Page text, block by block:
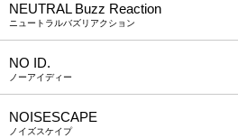
NEUTRAL Buzz Reaction
ニュートラルバズリアクション
NO ID.
ノーアイディー
NOISESCAPE
ノイズスケイプ